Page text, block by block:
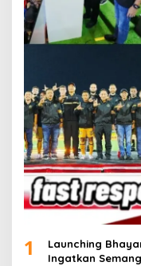
1
Launching
Ingatkan